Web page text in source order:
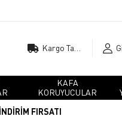
KAFA
KORUYUCULAR
FIRSATI